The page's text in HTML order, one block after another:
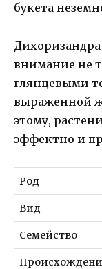
букета
внимание не
глянцевыми
выраженной
этому,
эффектно и
Род
Вид
Семейство